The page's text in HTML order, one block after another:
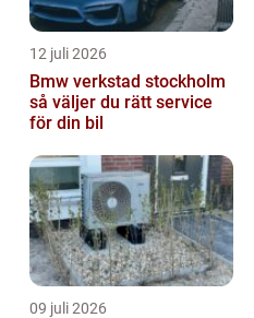
12 juli 2026
Bmw verkstad stockholm
så väljer du rätt service
för din bil
09 juli 2026